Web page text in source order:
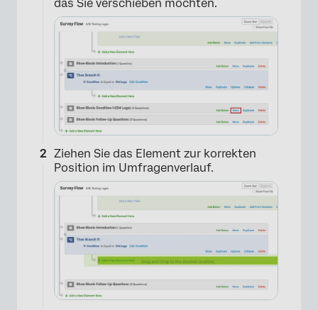
×
das Sie verschieben möchten.
Ziehen Sie das Element zur korrekten
Position im Umfragenverlauf.